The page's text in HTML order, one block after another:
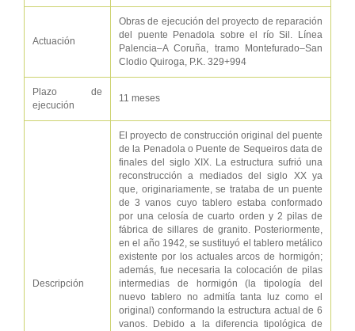
Actuación
Obras de ejecución del proyecto de reparación
del puente Penadola sobre el río Sil. Línea
Palencia–A Coruña, tramo Montefurado–San
Clodio Quiroga, P.K. 329+994
Plazo de
ejecución
11 meses
Descripción
El proyecto de construcción original del puente
de la Penadola o Puente de Sequeiros data de
finales del siglo XIX. La estructura sufrió una
reconstrucción a mediados del siglo XX ya
que, originariamente, se trataba de un puente
de 3 vanos cuyo tablero estaba conformado
por una celosía de cuarto orden y 2 pilas de
fábrica de sillares de granito. Posteriormente,
en el año 1942, se sustituyó el tablero metálico
existente por los actuales arcos de hormigón;
además, fue necesaria la colocación de pilas
intermedias de hormigón (la tipología del
nuevo tablero no admitía tanta luz como el
original) conformando la estructura actual de 6
vanos. Debido a la diferencia tipológica de